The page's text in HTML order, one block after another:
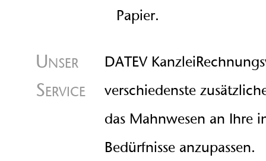
Papier.
Unser
Service
DATEV
verschiedenste
das Mahnwesen an Ihre
Bedürfnisse anzupassen.